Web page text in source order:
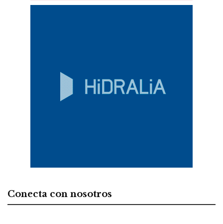
Conecta con nosotros